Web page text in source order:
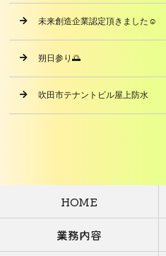
未来創造企業認定頂きました☺️
朔日参り🌅
吹田市テナントビル屋上防水
HOME
業務内容